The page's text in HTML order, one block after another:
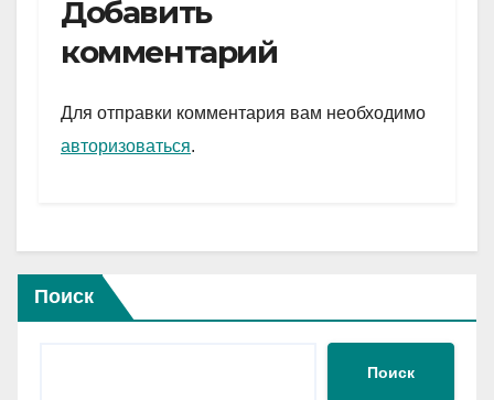
gr
a
m
s
A
p
и
Добавить
комментарий
Для отправки комментария вам необходимо
авторизоваться.
Поиск
Поиск